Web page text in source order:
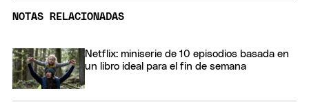
NOTAS RELACIONADAS
Netflix: miniserie de 10 episodios basada en
un libro ideal para el fin de semana